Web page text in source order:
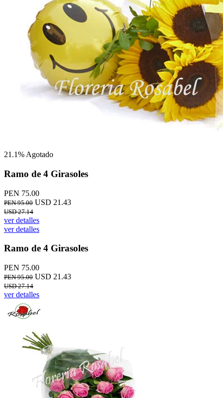
21.1% Agotado
Ramo de 4 Girasoles
PEN 75.00
PEN 95.00 USD 21.43
USD 27.14
ver detalles
ver detalles
Ramo de 4 Girasoles
PEN 75.00
PEN 95.00 USD 21.43
USD 27.14
ver detalles